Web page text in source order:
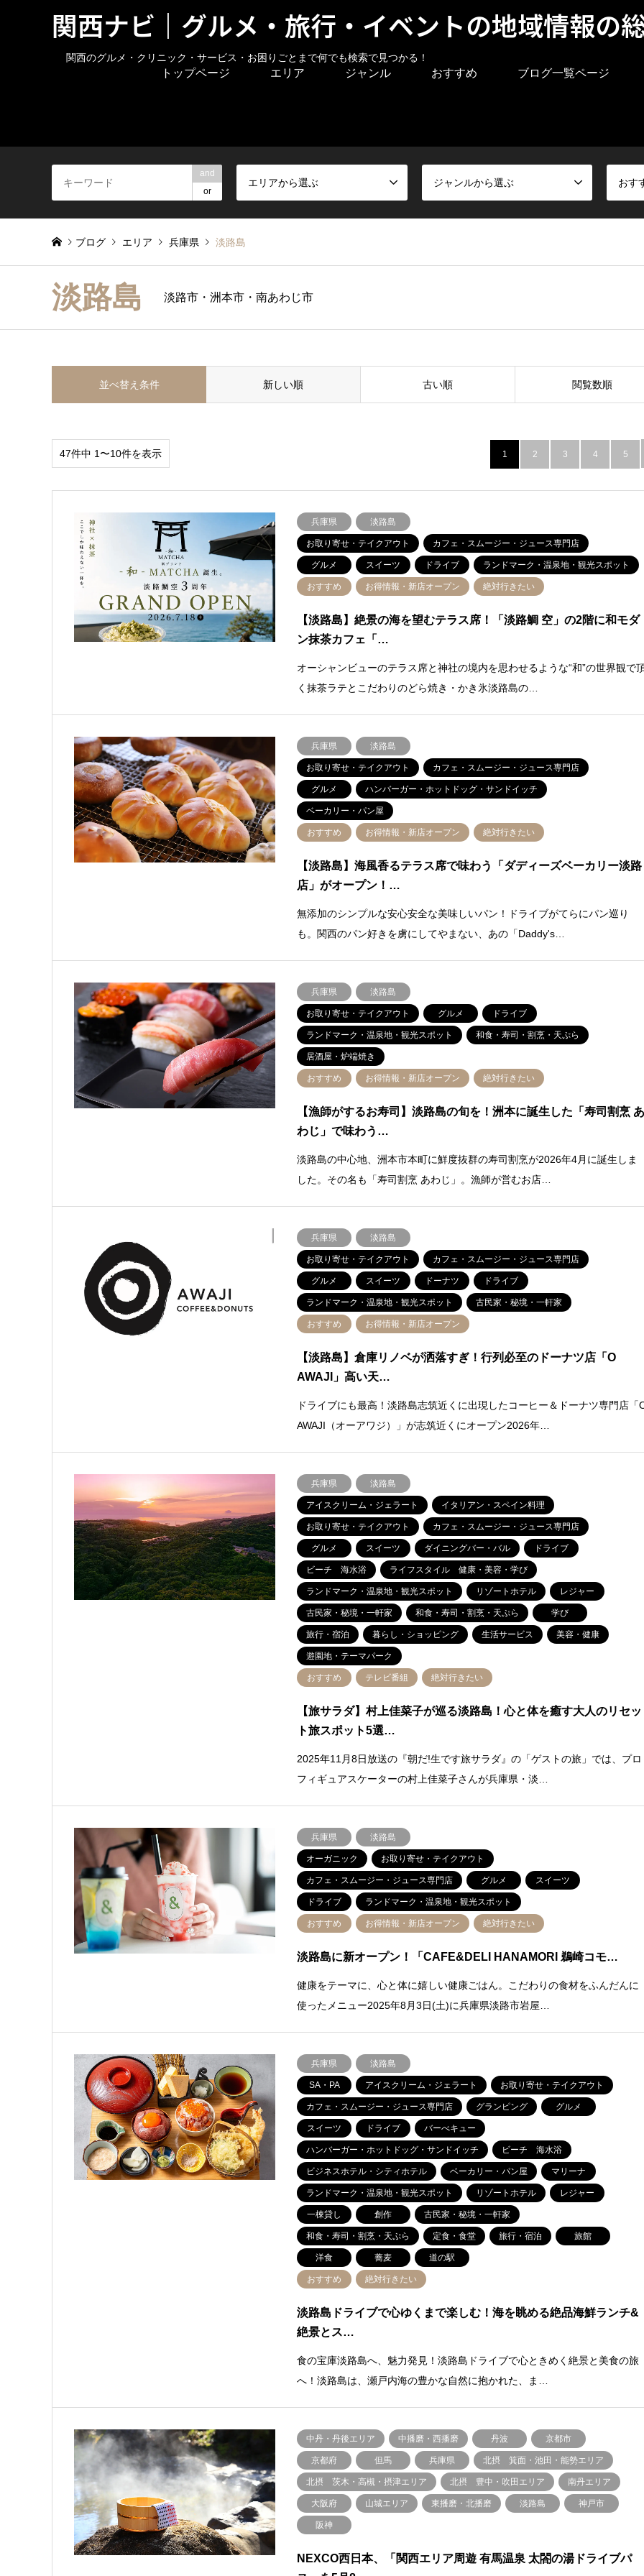
関西ナビ｜グルメ・旅行・イベントの地域情報の
関西のグルメ・クリニック・サービス・お困りごとまで何でも検索で見つかる！
トップページ エリア ジャンル おすすめ ブログ一覧ページ
and
or
エリアから選ぶ ジャンルから選ぶ おす
ブログ エリア 兵庫県 淡路島
淡路島 淡路市・洲本市・南あわじ市
並べ替え条件 新しい順 古い順 閲覧数順
47件中 1〜10件を表示 1 2 3 4 5
兵庫県 淡路島
お取り寄せ・テイクアウト カフェ・スムージー・ジュース専門店
グルメ スイーツ ドライブ ランドマーク・温泉地・観光スポット
おすすめ お得情報・新店オープン 絶対行きたい
【淡路島】絶景の海を望むテラス席！「淡路鯛 空」の2階に和モダ
ン抹茶カフェ「…
オーシャンビューのテラス席と神社の境内を思わせるような“和”の世界観で
く抹茶ラテとこだわりのどら焼き・かき氷淡路島の…
兵庫県 淡路島
お取り寄せ・テイクアウト カフェ・スムージー・ジュース専門店
グルメ ハンバーガー・ホットドッグ・サンドイッチ
ベーカリー・パン屋
おすすめ お得情報・新店オープン 絶対行きたい
【淡路島】海風香るテラス席で味わう「ダディーズベーカリー淡路
店」がオープン！…
無添加のシンプルな安心安全な美味しいパン！ドライブがてらにパン巡り
も。関西のパン好きを虜にしてやまない、あの「Daddy's…
兵庫県 淡路島
お取り寄せ・テイクアウト グルメ ドライブ
ランドマーク・温泉地・観光スポット 和食・寿司・割烹・天ぷら
居酒屋・炉端焼き
おすすめ お得情報・新店オープン 絶対行きたい
【漁師がするお寿司】淡路島の旬を！洲本に誕生した「寿司割烹
わじ」で味わう…
淡路島の中心地、洲本市本町に鮮度抜群の寿司割烹が2026年4月に誕生しま
した。その名も「寿司割烹 あわじ」。漁師が営むお店…
兵庫県 淡路島
お取り寄せ・テイクアウト カフェ・スムージー・ジュース専門店
グルメ スイーツ ドーナツ ドライブ
ランドマーク・温泉地・観光スポット 古民家・秘境・一軒家
おすすめ お得情報・新店オープン
【淡路島】倉庫リノベが洒落すぎ！行列必至のドーナツ店「O
AWAJI」高い天…
ドライブにも最高！淡路島志筑近くに出現したコーヒー＆ドーナツ専門店「
AWAJI（オーアワジ）」が志筑近くにオープン2026年…
兵庫県 淡路島
アイスクリーム・ジェラート イタリアン・スペイン料理
お取り寄せ・テイクアウト カフェ・スムージー・ジュース専門店
グルメ スイーツ ダイニングバー・バル ドライブ
ビーチ 海水浴 ライフスタイル 健康・美容・学び
ランドマーク・温泉地・観光スポット リゾートホテル レジャー
古民家・秘境・一軒家 和食・寿司・割烹・天ぷら 学び
旅行・宿泊 暮らし・ショッピング 生活サービス 美容・健康
遊園地・テーマパーク
おすすめ テレビ番組 絶対行きたい
【旅サラダ】村上佳菜子が巡る淡路島！心と体を癒す大人のリセッ
ト旅スポット5選…
2025年11月8日放送の『朝だ!生です旅サラダ』の「ゲストの旅」では、プロ
フィギュアスケーターの村上佳菜子さんが兵庫県・淡…
兵庫県 淡路島
オーガニック お取り寄せ・テイクアウト
カフェ・スムージー・ジュース専門店 グルメ スイーツ
ドライブ ランドマーク・温泉地・観光スポット
おすすめ お得情報・新店オープン 絶対行きたい
淡路島に新オープン！「CAFE&DELI HANAMORI 鵜崎コモ…
健康をテーマに、心と体に嬉しい健康ごはん。こだわりの食材をふんだんに
使ったメニュー2025年8月3日(土)に兵庫県淡路市岩屋…
兵庫県 淡路島
SA・PA アイスクリーム・ジェラート お取り寄せ・テイクアウト
カフェ・スムージー・ジュース専門店 グランピング グルメ
スイーツ ドライブ バーべキュー
ハンバーガー・ホットドッグ・サンドイッチ ビーチ 海水浴
ビジネスホテル・シティホテル ベーカリー・パン屋 マリーナ
ランドマーク・温泉地・観光スポット リゾートホテル レジャー
一棟貸し 創作 古民家・秘境・一軒家
和食・寿司・割烹・天ぷら 定食・食堂 旅行・宿泊 旅館
洋食 蕎麦 道の駅
おすすめ 絶対行きたい
淡路島ドライブで心ゆくまで楽しむ！海を眺める絶品海鮮ランチ&
絶景とス…
食の宝庫淡路島へ、魅力発見！淡路島ドライブで心ときめく絶景と美食の旅
へ！淡路島は、瀬戸内海の豊かな自然に抱かれた、ま…
中丹・丹後エリア 中播磨・西播磨 丹波 京都市
京都府 但馬 兵庫県 北摂 箕面・池田・能勢エリア
北摂 茨木・高槻・摂津エリア 北摂 豊中・吹田エリア 南丹エリア
大阪府 山城エリア 東播磨・北播磨 淡路島 神戸市
阪神
NEXCO西日本、「関西エリア周遊 有馬温泉 太閤の湯ドライブパ